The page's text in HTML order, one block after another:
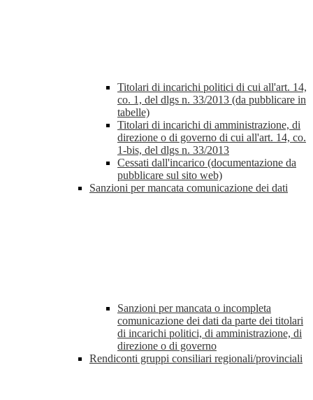
Titolari di incarichi politici di cui all'art. 14,
co. 1, del dlgs n. 33/2013 (da pubblicare in
tabelle)
Titolari di incarichi di amministrazione, di
direzione o di governo di cui all'art. 14, co.
1-bis, del dlgs n. 33/2013
Cessati dall'incarico (documentazione da
pubblicare sul sito web)
Sanzioni per mancata comunicazione dei dati
Sanzioni per mancata o incompleta
comunicazione dei dati da parte dei titolari
di incarichi politici, di amministrazione, di
direzione o di governo
Rendiconti gruppi consiliari regionali/provinciali